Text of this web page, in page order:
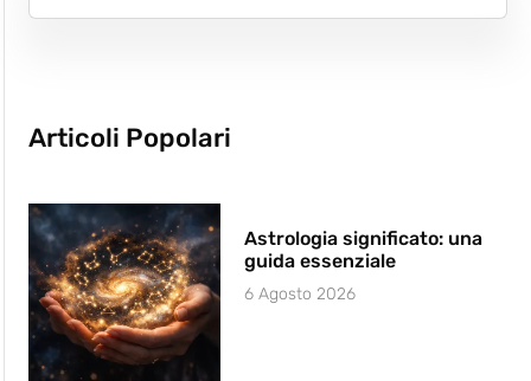
Articoli Popolari
Astrologia significato: una
guida essenziale
6 Agosto 2026